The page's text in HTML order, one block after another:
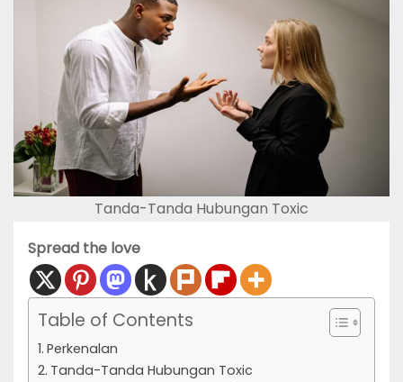
Tanda-Tanda Hubungan Toxic
Spread the love
Table of Contents
Perkenalan
Tanda-Tanda Hubungan Toxic